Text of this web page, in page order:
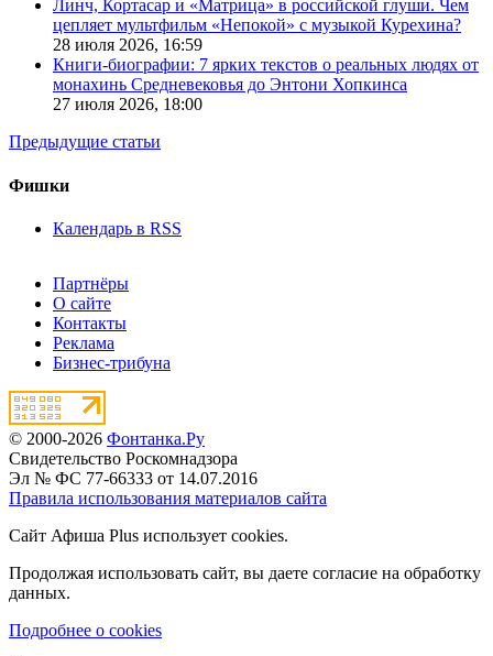
Линч, Кортасар и «Матрица» в российской глуши. Чем
цепляет мультфильм «Непокой» с музыкой Курехина?
28 июля 2026, 16:59
Книги-биографии: 7 ярких текстов о реальных людях от
монахинь Средневековья до Энтони Хопкинса
27 июля 2026, 18:00
Предыдущие статьи
Фишки
Календарь в RSS
Партнёры
О сайте
Контакты
Реклама
Бизнес-трибуна
© 2000-2026 Фонтанка.Ру
Свидетельство Роскомнадзора
Эл № ФС 77-66333 от 14.07.2016
Правила использования материалов сайта
Сайт Афиша Plus использует cookies.
Продолжая использовать сайт, вы даете согласие на обработку
данных.
Подробнее о cookies